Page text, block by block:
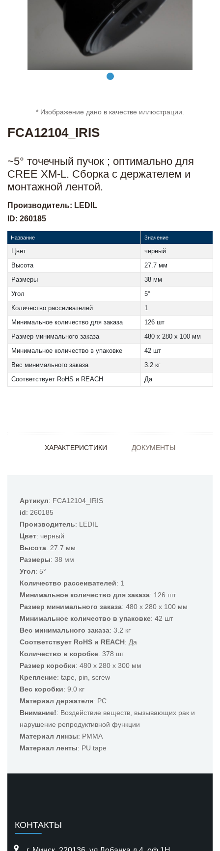
* Изображение дано в качестве иллюстрации.
FCA12104_IRIS
~5° точечный пучок ; оптимально для
CREE XM-L. Сборка с держателем и
монтажной лентой.
Производитель: LEDIL
ID: 260185
Название Значение
Цвет
черный
Высота
27.7 мм
Размеры
38 мм
Угол
5°
Количество рассеивателей
1
Минимальное количество для заказа
126 шт
Размер минимального заказа
480 x 280 x 100 мм
Минимальное количество в упаковке
42 шт
Вес минимального заказа
3.2 кг
Соответствует RoHS и REACH
Да
ХАРАКТЕРИСТИКИ ДОКУМЕНТЫ
Артикул: FCA12104_IRIS
id: 260185
Производитель: LEDIL
Цвет: черный
Высота: 27.7 мм
Размеры: 38 мм
Угол: 5°
Количество рассеивателей: 1
Минимальное количество для заказа: 126 шт
Размер минимального заказа: 480 x 280 x 100 мм
Минимальное количество в упаковке: 42 шт
Вес минимального заказа: 3.2 кг
Соответствует RoHS и REACH: Да
Количество в коробке: 378 шт
Размер коробки: 480 x 280 x 300 мм
Крепление: tape, pin, screw
Вес коробки: 9.0 кг
Материал держателя: PC
Внимание!: Воздействие веществ, вызывающих рак и
нарушение репродуктивной функции
Материал линзы: PMMA
Материал ленты: PU tape
КОНТАКТЫ